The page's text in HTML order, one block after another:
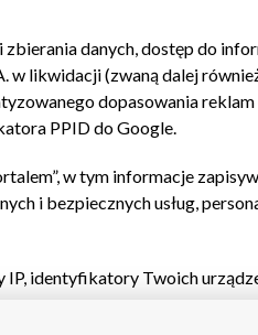
reklamy Kontakt
danych, dostęp do
likwidacji (zwaną dalej
dopasowania
PPID do Google.
w tym informacje
i bezpiecznych usług,
IP, identyfikatory Twoich
podstawowych reklam,